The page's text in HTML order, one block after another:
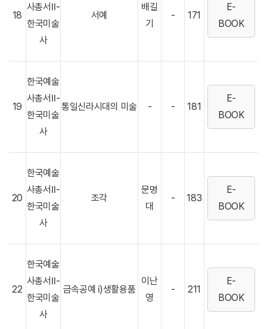
18
사총서Ⅱ-
한국미술
사
서예
배길
기
- 171
E-
BOOK
19
한국예술
사총서Ⅱ-
한국미술
사
통일신라시대의 미술 - - 181
E-
BOOK
20
한국예술
사총서Ⅱ-
한국미술
사
조각
문명
대
- 183
E-
BOOK
22
한국예술
사총서Ⅱ-
한국미술
사
금속공예 ⅰ)생활용품
이난
영
- 211
E-
BOOK